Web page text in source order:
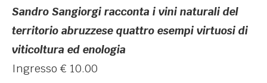
Sandro Sangiorgi racconta i vini naturali del
territorio abruzzese quattro esempi virtuosi di
viticoltura ed enologia
Ingresso € 10.00